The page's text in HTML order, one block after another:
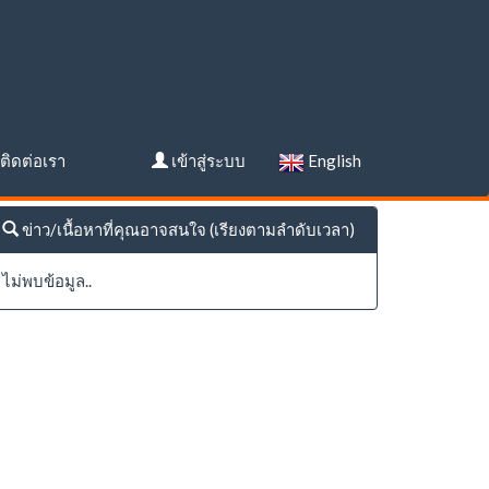
ติดต่อเรา เข้าสู่ระบบ English
ข่าว/เนื้อหาที่คุณอาจสนใจ (เรียงตามลำดับเวลา)
ไม่พบข้อมูล..